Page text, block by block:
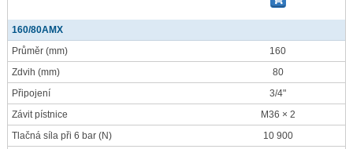
160/80AMX
Průměr (mm)
160
Zdvih (mm)
80
Připojení
3/4"
Závit pístnice
M36 × 2
Tlačná síla při 6 bar (N)
10 900